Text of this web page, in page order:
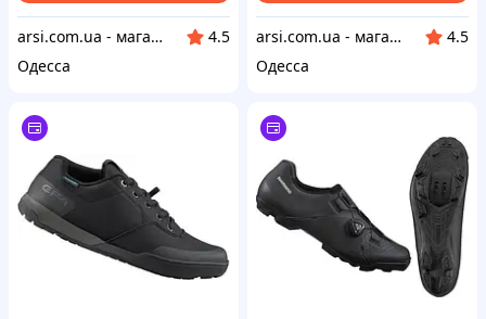
arsi.com.ua - магазин техники
4.5
Одесса
arsi.com.ua - магазин техники
4.5
Одесса